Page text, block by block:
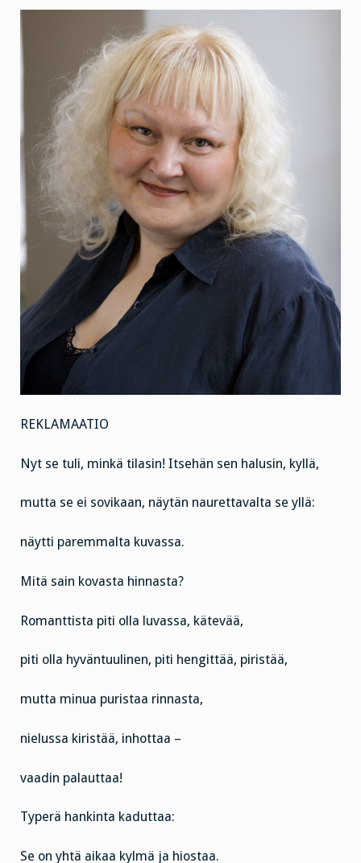
REKLAMAATIO
Nyt se tuli, minkä tilasin! Itsehän sen halusin, kyllä,
mutta se ei sovikaan, näytän naurettavalta se yllä:
näytti paremmalta kuvassa.
Mitä sain kovasta hinnasta?
Romanttista piti olla luvassa, kätevää,
piti olla hyväntuulinen, piti hengittää, piristää,
mutta minua puristaa rinnasta,
nielussa kiristää, inhottaa –
vaadin palauttaa!
Typerä hankinta kaduttaa:
Se on yhtä aikaa kylmä ja hiostaa.